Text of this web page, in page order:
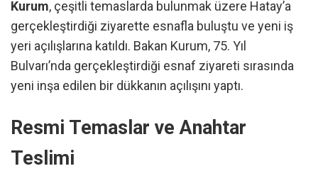
Kurum, çeşitli temaslarda bulunmak üzere Hatay’a
gerçekleştirdiği ziyarette esnafla buluştu ve yeni iş
yeri açılışlarına katıldı. Bakan Kurum, 75. Yıl
Bulvarı’nda gerçekleştirdiği esnaf ziyareti sırasında
yeni inşa edilen bir dükkanın açılışını yaptı.
Resmi Temaslar ve Anahtar
Teslimi